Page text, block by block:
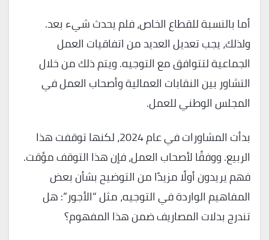
أما بالنسبة للقطاع الخاص، فلم يحدث شيء بعد.
ولذلك، يجب تعديل العديد من اتفاقيات العمل
الجماعية لتتوافق مع التوجيه. ويتم ذلك من خلال
التشاور بين النقابات العمالية وأصحاب العمل في
المجلس الوطني للعمل.
بدأت المشاورات في عام 2024، لكنها توقفت هذا
الربيع. ووفقًا لأصحاب العمل، فإن هذا التوقف مؤقت.
فهم يريدون أولًا مزيدًا من التوضيح بشأن بعض
المفاهيم الواردة في التوجيه، مثل “الأجور”: هل
تندرج بدلات المصاريف ضمن هذا المفهوم؟